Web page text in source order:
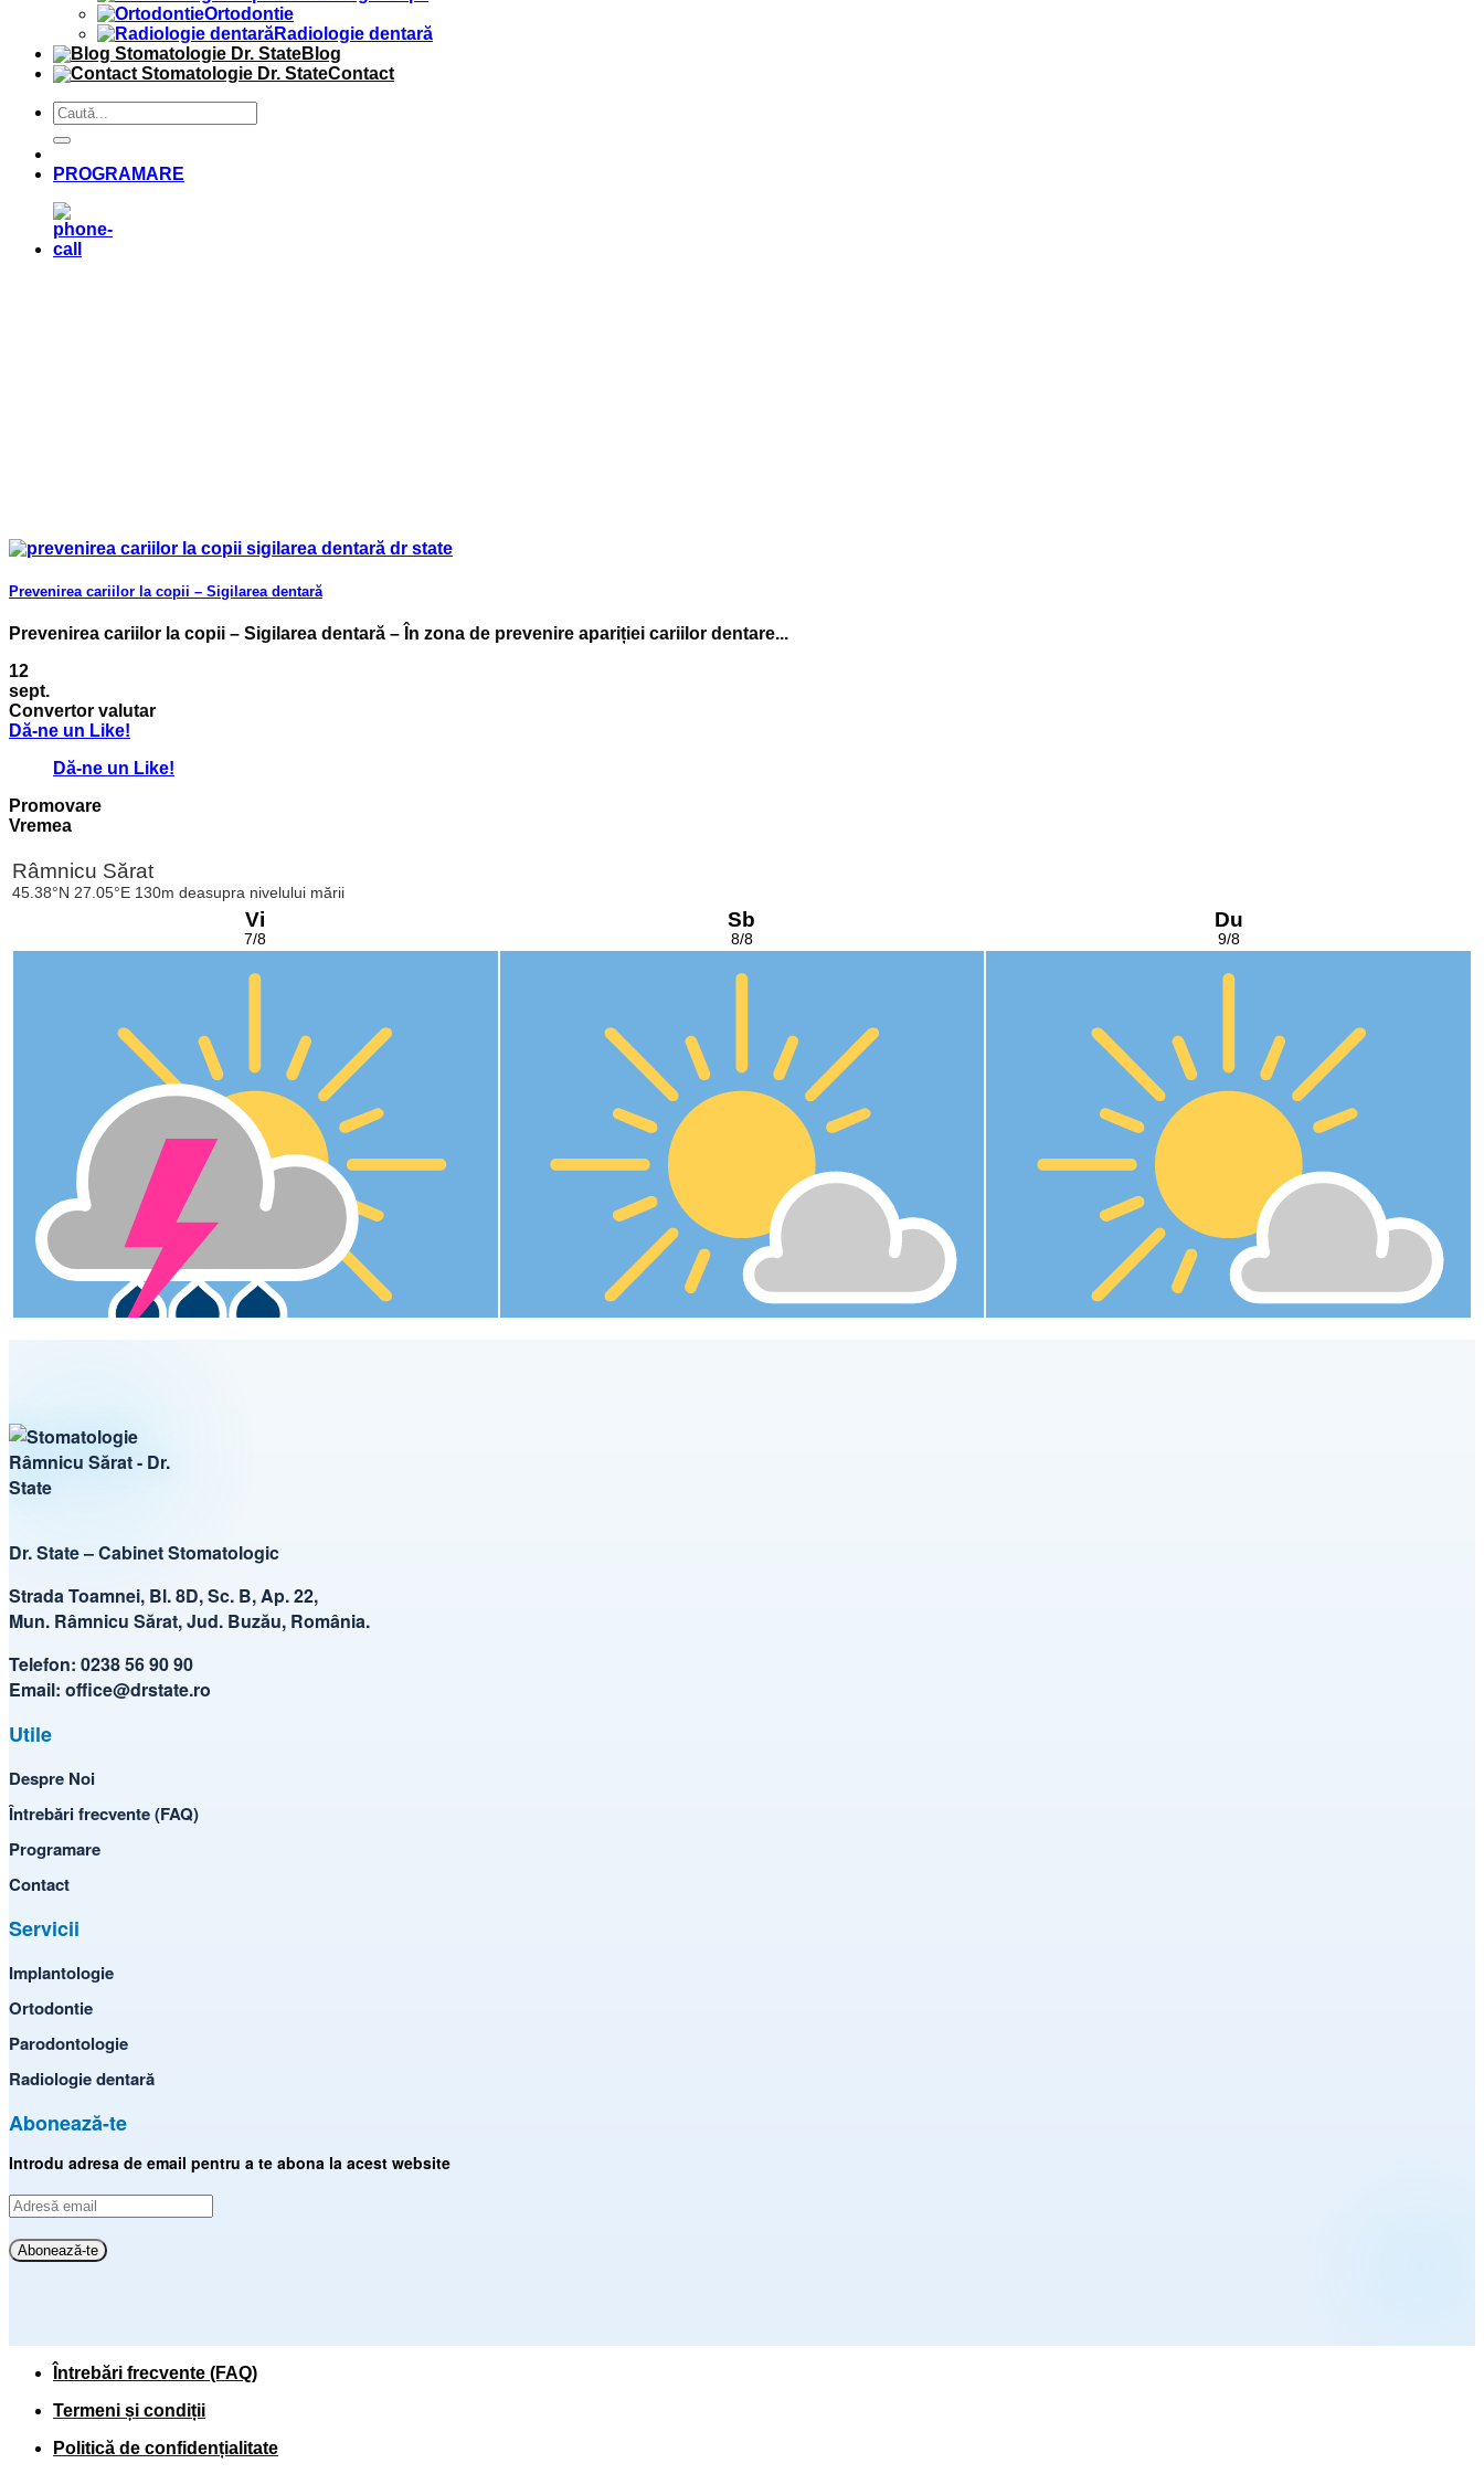
Ortodontie
Radiologie dentară
Blog
Contact
PROGRAMARE
Prevenirea cariilor la copii – Sigilarea dentară
Prevenirea cariilor la copii – Sigilarea dentară – În zona de prevenire apariției cariilor dentare...
12
sept.
Convertor valutar
Dă-ne un Like!
Dă-ne un Like!
Promovare
Vremea
Dr. State – Cabinet Stomatologic
Strada Toamnei, Bl. 8D, Sc. B, Ap. 22,
Mun. Râmnicu Sărat, Jud. Buzău, România.
Telefon: 0238 56 90 90
Email: office@drstate.ro
Utile
Despre Noi
Întrebări frecvente (FAQ)
Programare
Contact
Servicii
Implantologie
Ortodontie
Parodontologie
Radiologie dentară
Abonează-te
Introdu adresa de email pentru a te abona la acest website
Adresă
Abonează-te
Întrebări frecvente (FAQ)
Termeni și condiții
Politică de confidențialitate